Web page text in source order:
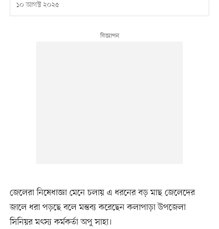
১০ আগস্ট ২০২৫
জেলেরা নিষেধাজ্ঞা মেনে চলায় এ ধরনের বড় মাছ জেলেদের
জালে ধরা পড়ছে বলে মন্তব্য করেছেন কলাপাড়া উপজেলা
সিনিয়র মৎস্য কর্মকর্তা অপু সাহা।